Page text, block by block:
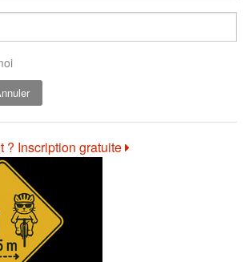
? Inscription gratuite